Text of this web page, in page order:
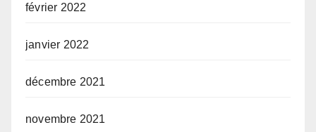
février 2022
janvier 2022
décembre 2021
novembre 2021